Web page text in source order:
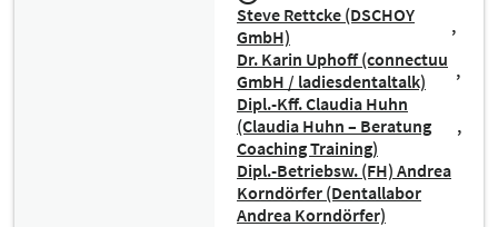
Steve Rettcke (DSCHOY
GmbH)
Dr. Karin Uphoff (connectuu
GmbH / ladiesdentaltalk)
Dipl.-Kff. Claudia Huhn
(Claudia Huhn – Beratung
Coaching Training)
Dipl.-Betriebsw. (FH) Andrea
Korndörfer (Dentallabor
Andrea Korndörfer)